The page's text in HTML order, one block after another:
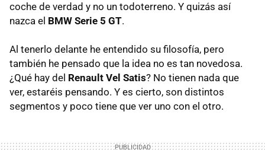
coche de verdad y no un todoterreno. Y quizás así
nazca el BMW Serie 5 GT.
Al tenerlo delante he entendido su filosofía, pero
también he pensado que la idea no es tan novedosa.
¿Qué hay del Renault Vel Satis? No tienen nada que
ver, estaréis pensando. Y es cierto, son distintos
segmentos y poco tiene que ver uno con el otro.